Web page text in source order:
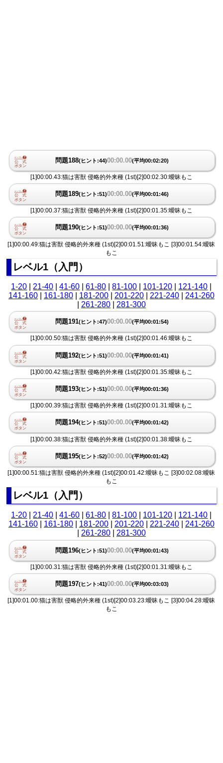
問題188(ヒント:44)00:00.00(平均00:02:20)
[1]00:00.43:猫は害獣 侵略的外来種 (1st)[2]00:02.30:曖昧もこ
問題189(ヒント:51)00:00.00(平均00:01:46)
[1]00:00.37:猫は害獣 侵略的外来種 (1st)[2]00:01.35:曖昧もこ
問題190(ヒント:51)00:00.00(平均00:01:36)
[1]00:00.49:猫は害獣 侵略的外来種 (1st)[2]00:01.51:曖昧もこ [3]00:01.54:曖昧
もこ
レベル1（入門）
1-20 21-40 |41-60 |61-80 |81-100 101-120 121-140
141-160| 161-180| 181-200| 201-220| 221-240| 241-260
261-280| 281-300
問題191(ヒント:47)00:00.00(平均00:01:54)
[1]00:00.50:猫は害獣 侵略的外来種 (1st)[2]00:01.46:曖昧もこ
問題192(ヒント:51)00:00.00(平均00:01:41)
[1]00:00.42:猫は害獣 侵略的外来種 (1st)[2]00:01.35:曖昧もこ
問題193(ヒント:51)00:00.00(平均00:01:36)
[1]00:00.39:猫は害獣 侵略的外来種 (1st)[2]00:01.31:曖昧もこ
問題194(ヒント:51)00:00.00(平均00:01:42)
[1]00:00.38:猫は害獣 侵略的外来種 (1st)[2]00:01.38:曖昧もこ
問題195(ヒント:52)00:00.00(平均00:01:42)
[1]00:00.51:猫は害獣 侵略的外来種 (1st)[2]00:01.42:曖昧もこ [3]00:02.08:曖昧
もこ
レベル1（入門）
1-20 |21-40 |41-60 |61-80 |81-100 101-120 121-140
141-160| 161-180| 181-200| 201-220| 221-240| 241-260
261-280| 281-300
問題196(ヒント:51)00:00.00(平均00:01:43)
[1]00:00.31:猫は害獣 侵略的外来種 (1st)[2]00:01.31:曖昧もこ
問題197(ヒント:41)00:00.00(平均00:03:03)
[1]00:01.00:猫は害獣 侵略的外来種 (1st)[2]00:03.23:曖昧もこ [3]00:04.28:曖昧
もこ